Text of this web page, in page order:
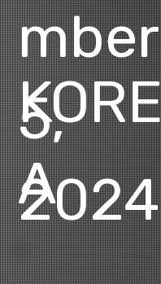
KORE
A
mber
5,
2024